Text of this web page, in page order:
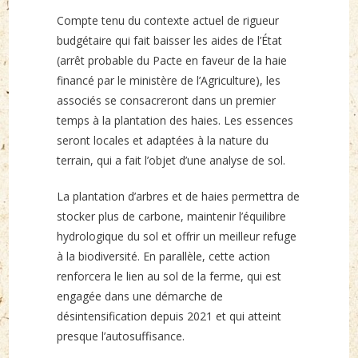
Compte tenu du contexte actuel de rigueur
budgétaire qui fait baisser les aides de l’État
(arrêt probable du Pacte en faveur de la haie
financé par le ministère de l’Agriculture), les
associés se consacreront dans un premier
temps à la plantation des haies. Les essences
seront locales et adaptées à la nature du
terrain, qui a fait l’objet d’une analyse de sol.
La plantation d’arbres et de haies permettra de
stocker plus de carbone, maintenir l’équilibre
hydrologique du sol et offrir un meilleur refuge
à la biodiversité. En parallèle, cette action
renforcera le lien au sol de la ferme, qui est
engagée dans une démarche de
désintensification depuis 2021 et qui atteint
presque l’autosuffisance.